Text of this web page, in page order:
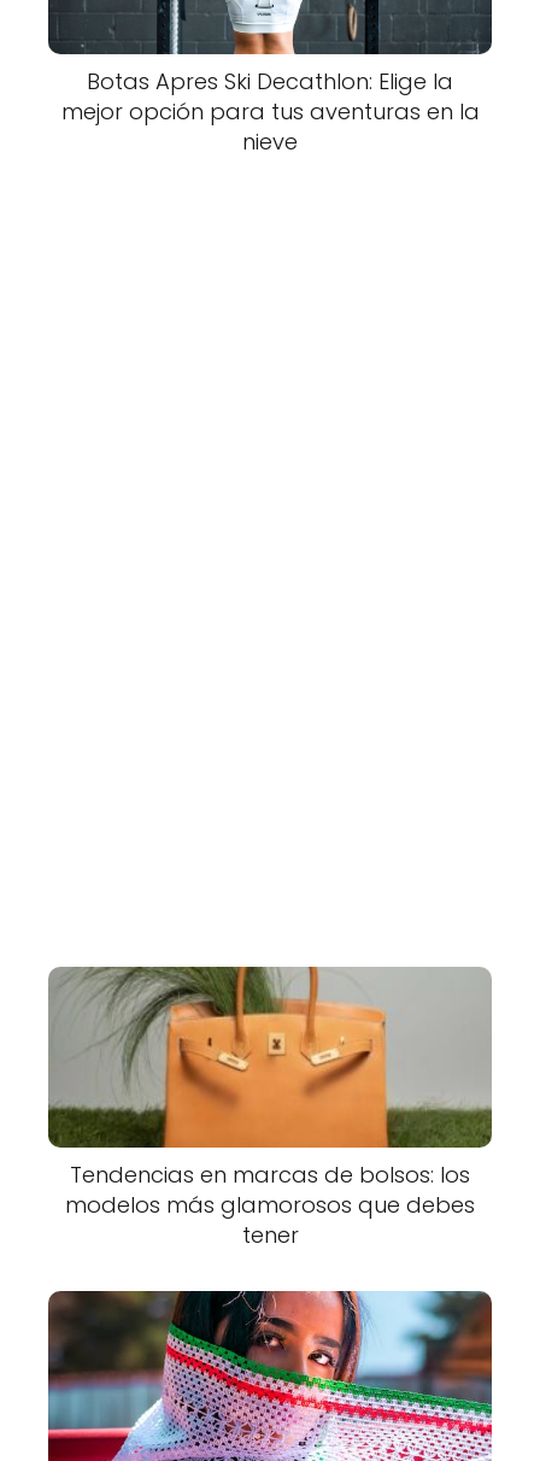
Botas Apres Ski Decathlon: Elige la
mejor opción para tus aventuras en la
nieve
Tendencias en marcas de bolsos: los
modelos más glamorosos que debes
tener